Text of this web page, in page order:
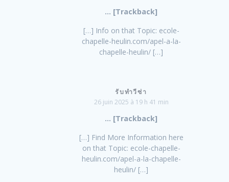
… [Trackback]
[…] Info on that Topic: ecole-
chapelle-heulin.com/apel-a-la-
chapelle-heulin/ […]
รับทำวีซ่า
26 juin 2025 à 19 h 41 min
… [Trackback]
[…] Find More Information here
on that Topic: ecole-chapelle-
heulin.com/apel-a-la-chapelle-
heulin/ […]